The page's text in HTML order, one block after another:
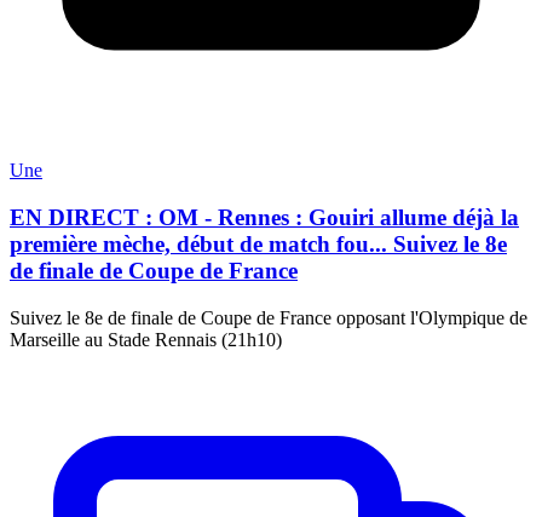
Une
EN DIRECT : OM - Rennes : Gouiri allume déjà la
première mèche, début de match fou... Suivez le 8e
de finale de Coupe de France
Suivez le 8e de finale de Coupe de France opposant l'Olympique de
Marseille au Stade Rennais (21h10)